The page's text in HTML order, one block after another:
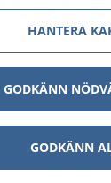
HANTERA
GODKÄNN
GODKÄNN